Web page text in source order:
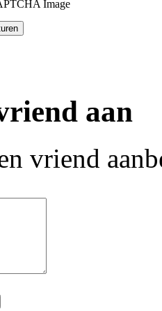
aan
vriend